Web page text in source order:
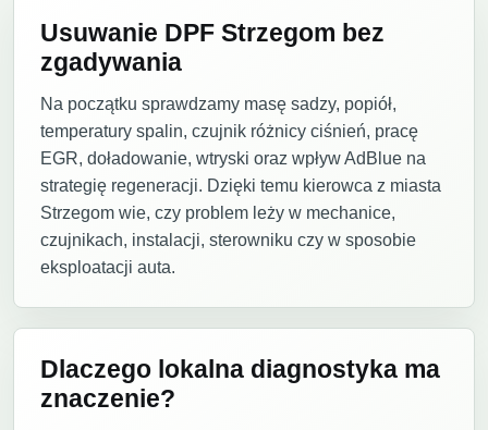
Usuwanie DPF Strzegom bez
zgadywania
Na początku sprawdzamy masę sadzy, popiół,
temperatury spalin, czujnik różnicy ciśnień, pracę
EGR, doładowanie, wtryski oraz wpływ AdBlue na
strategię regeneracji. Dzięki temu kierowca z miasta
Strzegom wie, czy problem leży w mechanice,
czujnikach, instalacji, sterowniku czy w sposobie
eksploatacji auta.
Dlaczego lokalna diagnostyka ma
znaczenie?